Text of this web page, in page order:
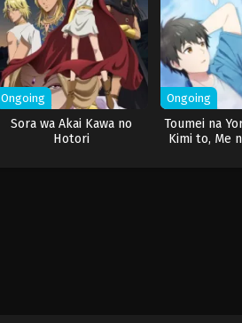
Ongoing
Sora wa Akai Kawa no
Hotori
Ongoing
Toumei na
Kimi to, Me